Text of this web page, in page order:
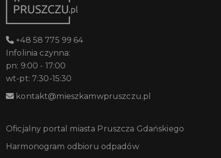
+48 58 775 99 64
Infolinia czynna:
pn: 9:00 - 17:00
wt-pt: 7:30-15:30
kontakt@mieszkamwpruszczu.pl
Oficjalny portal miasta Pruszcza Gdańskiego
Harmonogram odbioru odpadów